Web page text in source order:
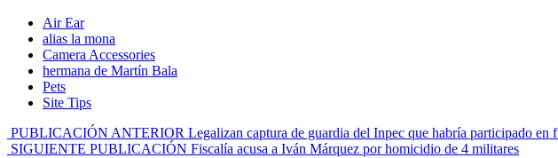
Air Ear
alias la mona
Camera Accessories
hermana de Martín Bala
Pets
Site Tips
PUBLICACIÓN ANTERIOR Legalizan captura de guardia del Inpec que habría participado en
SIGUIENTE PUBLICACIÓN Fiscalía acusa a Iván Márquez por homicidio de 4 militares